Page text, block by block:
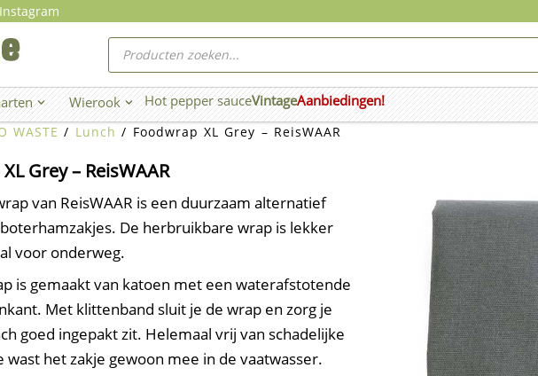
Instagram
Producten
zoeken
Open Postkaarten
Wierook Open Wierook
Hot pepper sauceVintageAanbiedingen!
WASTE / Lunch / Foodwrap XL Grey – ReisWAAR
Grey – ReisWAAR
van ReisWAAR is een duurzaam alternatief
De herbruikbare wrap is lekker
voor onderweg.
is gemaakt van katoen met een waterafstotende
Met klittenband sluit je de wrap en zorg je
goed ingepakt zit. Helemaal vrij van schadelijke
wast het zakje gewoon mee in de vaatwasser.